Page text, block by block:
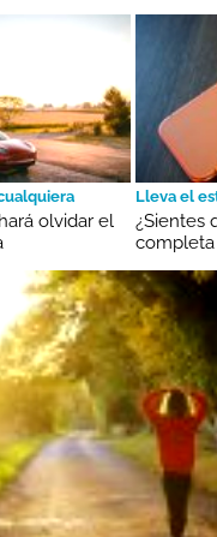
olvidar el
Lleva el
¿Sientes